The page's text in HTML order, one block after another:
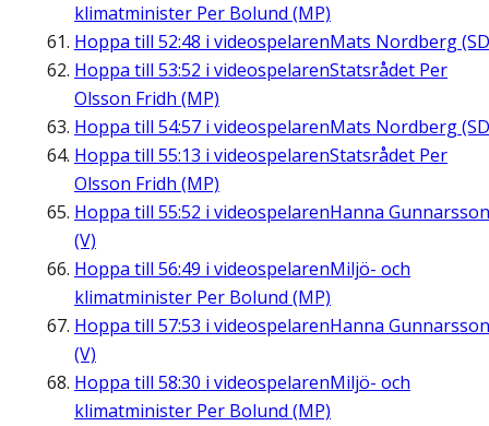
klimatminister Per Bolund (MP)
Hoppa till 52:48 i videospelarenMats Nordberg
Hoppa till 53:52 i videospelarenStatsrådet Per
Olsson Fridh (MP)
Hoppa till 54:57 i videospelarenMats Nordberg
Hoppa till 55:13 i videospelarenStatsrådet Per
Olsson Fridh (MP)
Hoppa till 55:52 i videospelarenHanna Gunnarsson
(V)
Hoppa till 56:49 i videospelarenMiljö- och
klimatminister Per Bolund (MP)
Hoppa till 57:53 i videospelarenHanna Gunnarsson
(V)
Hoppa till 58:30 i videospelarenMiljö- och
klimatminister Per Bolund (MP)